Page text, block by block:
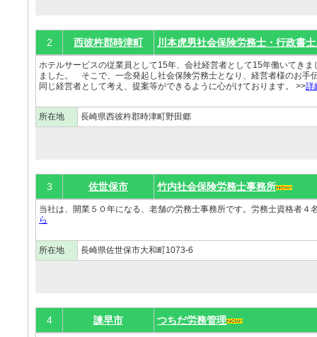
2 西彼杵郡時津町 川本虎男社会保険労務士・行政書
ホテルサービスの従業員として15年、会社経営者として15年働いてき
ました。 そこで、一念発起し社会保険労務士となり、経営者様のお手
同じ経営者として考え、提案等ができるように心がけております。 >>詳
所在地 長崎県西彼杵郡時津町野田郷
3 佐世保市 竹内社会保険労務士事務所
当社は、開業５０年になる、老舗の労務士事務所です。労務士資格者４
ら
所在地 長崎県佐世保市大和町1073-6
4 諫早市 つちだ労務管理